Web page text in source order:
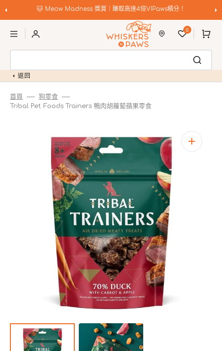
至
容
🐱 Meow Madness 獎賞｜賺取高達4倍VIPaws積分！
0
購
物
返回
首頁
狗零食
Tribal Pet Foods Trainers 鴨肉胡蘿蔔蘋果零食
開
啟
圖
庫
檢
視
中
的
精
選
媒
體
檔